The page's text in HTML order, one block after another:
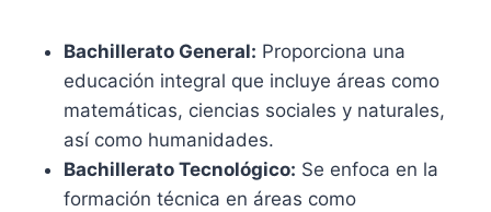
Bachillerato General: Proporciona una
educación integral que incluye áreas como
matemáticas, ciencias sociales y naturales,
así como humanidades.
Bachillerato Tecnológico: Se enfoca en la
formación técnica en áreas como